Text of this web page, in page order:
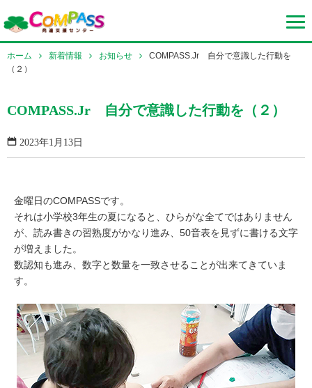
ホーム 新着情報 お知らせ
COMPASS.Jr 自分で意識した行動を
（２）
COMPASS.Jr 自分で意識した行動を（２）
2023年1月13日
金曜日のCOMPASSです。
それは小学校3年生の夏になると、ひらがな全てではありません
が、読み書きの習熟度がかなり進み、50音表を見ずに書ける文字
が増えました。
数認知も進み、数字と数量を一致させることが出来てきていま
す。